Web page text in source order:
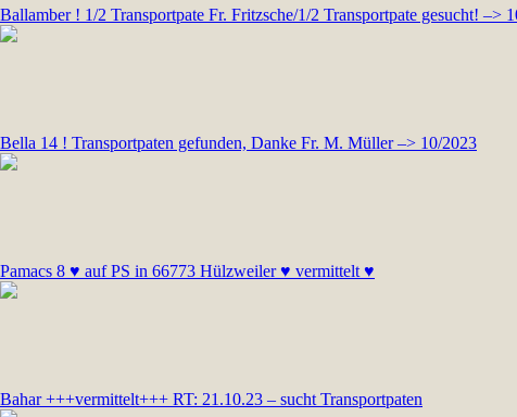
Ballamber ! 1/2 Transportpate Fr. Fritzsche/1/2 Transportpate gesucht! –>
Bella 14 ! Transportpaten gefunden, Danke Fr. M. Müller –> 10/2023
Pamacs 8 ♥ auf PS in 66773 Hülzweiler ♥ vermittelt ♥
Bahar +++vermittelt+++ RT: 21.10.23 – sucht Transportpaten